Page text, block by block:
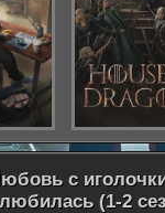
с
(1-2